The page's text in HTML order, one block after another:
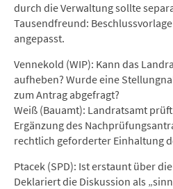
durch die Verwaltung sollte
Tausendfreund:
angepasst.
Vennekold (WIP): Kann das
aufheben? Wurde eine
zum Antrag abgefragt?
Weiß (Bauamt): Landratsamt
Ergänzung des
rechtlich geforderter Einhaltung
Ptacek (SPD): Ist erstaunt über
Deklariert die Diskussion als